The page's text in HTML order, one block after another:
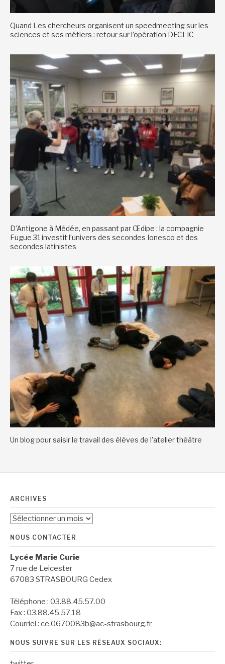
Quand Les chercheurs organisent un speedmeeting sur les
sciences et ses métiers : retour sur l’opération DECLIC
D’Antigone à Médée, en passant par Œdipe : la compagnie
Fugue 31 investit l’univers des secondes Ionesco et des
secondes latinistes
Un blog pour saisir le travail des élèves de l’atelier théâtre
ARCHIVES
Archives
NOUS CONTACTER
Lycée Marie Curie
7 rue de Leicester
67083 STRASBOURG Cedex
Téléphone : 03.88.45.57.00
Fax : 03.88.45.57.18
Courriel : ce.0670083b@ac-strasbourg.fr
NOUS SUIVRE SUR LES RÉSEAUX SOCIAUX: